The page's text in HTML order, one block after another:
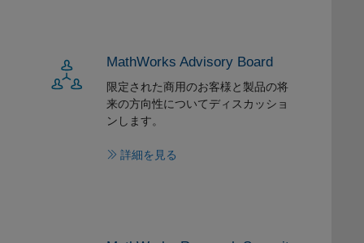
MathWorks Advisory Board
限定された商用のお客様と製品の将
来の方向性についてディスカッショ
ンします。
詳細を見る